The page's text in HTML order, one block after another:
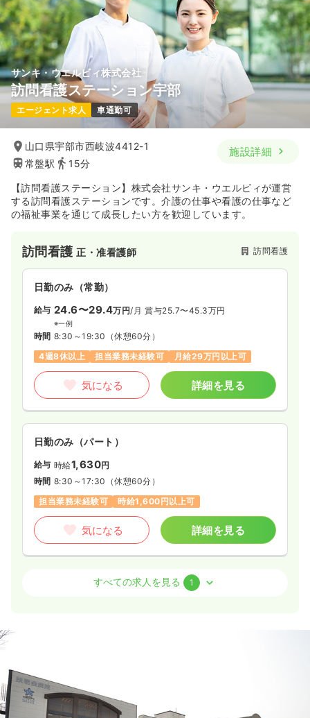
土日祝休み
年間休日123日 月給22万円以上可
気になる 詳細を見る
サンキ・ウエルビィ株式会社
訪問看護ステーション宇部
エージェント求人 車通勤可
山口県宇部市西岐波4412-1
常盤駅
15分
施設詳細
【訪問看護ステーション】株式会社サンキ・ウエルビィが運営
する訪問看護ステーションです。介護の仕事や看護の仕事など
の福祉事業を通じて成長したい方を歓迎しています。
訪問看護正・准看護師 訪問看護
日勤のみ（常勤）
給与 24.6〜29.4万円/月 賞与25.7〜45.3万円
※一例
時間 8:30～19:30 （休憩60分）
4週8休以上
担当業務未経験可 月給29万円以上可
気になる 詳細を見る
日勤のみ（パート）
給与 時給1,630円
時間 8:30～17:30 （休憩60分）
担当業務未経験可
時給1,600円以上可
気になる 詳細を見る
介護・福祉系正・准看護師
気になる
すべての求人を見る 1